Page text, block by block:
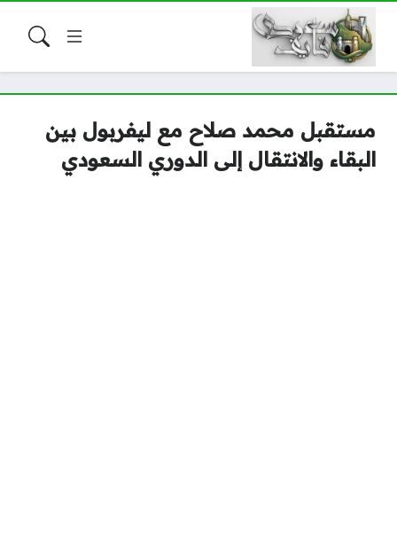
مستقبل محمد صلاح مع ليفربول بين
البقاء والانتقال إلى الدوري السعودي